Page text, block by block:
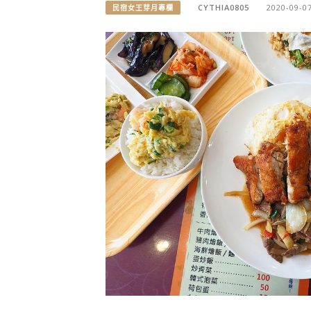
民宿女王芽月專欄 CYTHIA0805 2020-09-